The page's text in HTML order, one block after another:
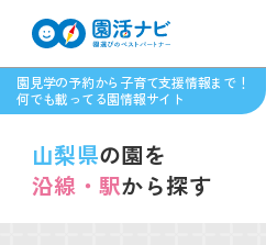
園見学の予約から子育て支援情報まで！
何でも載ってる園情報サイト
山梨県の園を
沿線・駅から探す